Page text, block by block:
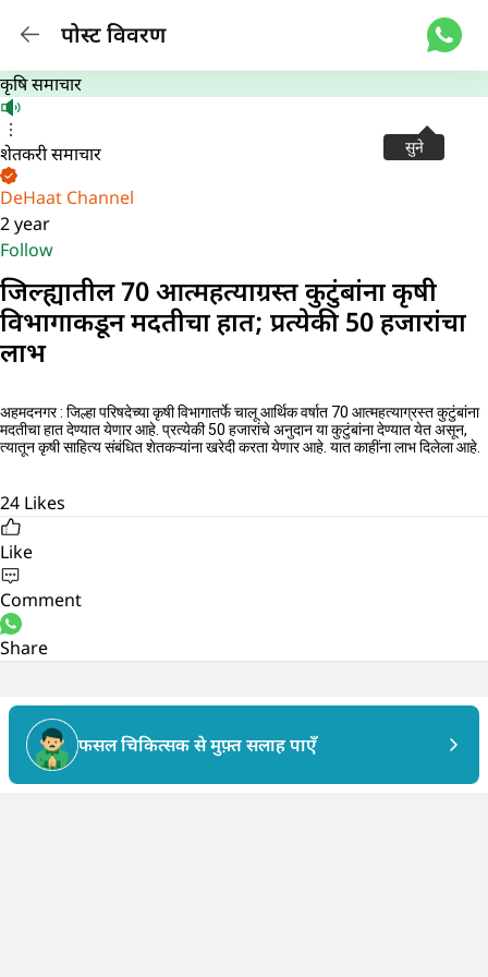
पोस्ट विवरण
सुने
कृषि समाचार
शेतकरी समाचार
DeHaat Channel
2 year
Follow
जिल्ह्यातील 70 आत्महत्याग्रस्त कुटुंबांना कृषी
विभागाकडून मदतीचा हात; प्रत्येकी 50 हजारांचा
लाभ
अहमदनगर : जिल्हा परिषदेच्या कृषी विभागातर्फे चालू आर्थिक वर्षात 70 आत्महत्याग्रस्त कुटुंबांना
मदतीचा हात देण्यात येणार आहे. प्रत्येकी 50 हजारांचे अनुदान या कुटुंबांना देण्यात येत असून,
त्यातून कृषी साहित्य संबंधित शेतकऱ्यांना खरेदी करता येणार आहे. यात काहींना लाभ दिलेला आहे.
24 Likes
Like
Comment
Share
फसल चिकित्सक से मुफ़्त सलाह पाएँ